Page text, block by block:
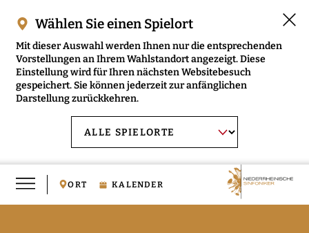
ORT KALENDER
Wählen Sie einen Spielort
Mit dieser Auswahl werden Ihnen nur die entsprechenden
Vorstellungen an Ihrem Wahlstandort angezeigt. Diese
Einstellung wird für Ihren nächsten Websitebesuch
gespeichert. Sie können jederzeit zur anfänglichen
Darstellung zurückkehren.
wählen: